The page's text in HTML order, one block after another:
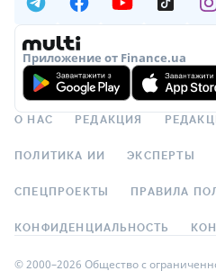
Приложение от Finance.ua
О НАС РЕДАКЦИЯ
ПОЛИТИКА ИИ ЭКСПЕРТЫ
СПЕЦПРОЕКТЫ ПРАВИЛА
КОНФИДЕНЦИАЛЬНОСТЬ
© 2000–2026 Общество с